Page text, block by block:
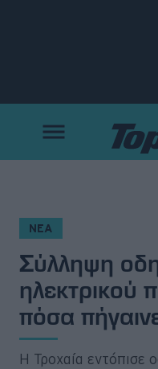
ΝΕΑ
Σύλληψη
ηλεκτρικού
πόσα
Η Τροχαία εντόπισε
Δοκιμές
Motorsport
Άποψη
Viral
Big Reads